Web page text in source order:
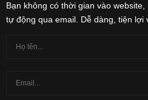
Bạn không có thời gian vào
tự động qua email. Dễ dàng, tiện lợi